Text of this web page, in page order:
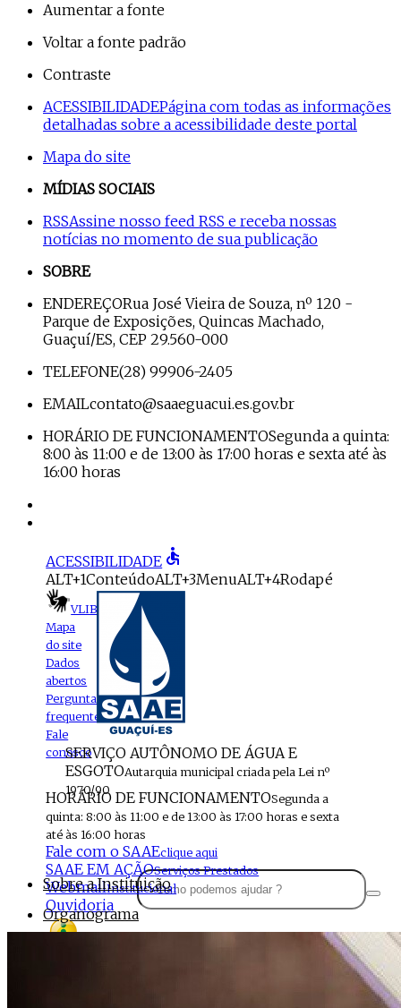
Aumentar a fonte
Voltar a fonte padrão
Contraste
ACESSIBILIDADEPágina com todas as informações
detalhadas sobre a acessibilidade deste portal
Mapa do site
MÍDIAS SOCIAIS
RSSAssine nosso feed RSS e receba nossas
notícias no momento de sua publicação
SOBRE
ENDEREÇORua José Vieira de Souza, nº 120 -
Parque de Exposições, Quincas Machado,
Guaçuí/ES, CEP 29.560-000
TELEFONE(28) 99906-2405
EMAILcontato@saaeguacui.es.gov.br
HORÁRIO DE FUNCIONAMENTOSegunda a quinta:
8:00 às 11:00 e de 13:00 às 17:00 horas e sexta até às
16:00 horas
ACESSIBILIDADE accessible
ALT+1ConteúdoALT+3MenuALT+4Rodapé
VLIBRAS
Mapa
do site
Dados
abertos
Perguntas
frequentes
Fale
conosco
SERVIÇO AUTÔNOMO DE ÁGUA E
ESGOTOAutarquia municipal criada pela Lei nº
1970/90
HORÁRIO DE FUNCIONAMENTOSegunda a
quinta: 8:00 às 11:00 e de 13:00 às 17:00 horas e sexta
até às 16:00 horas
Fale com o SAAEclique aqui
SAAE EM AÇÃOServiços Prestados
WebmailInstitucional
Ouvidoria
Sobre a Instituição
Organograma